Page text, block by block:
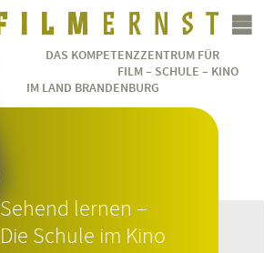
Sehend lernen –
Die Schule im Kino
DAS KOMPETENZZENTRUM FÜR
FILM – SCHULE – KINO
IM LAND BRANDENBURG